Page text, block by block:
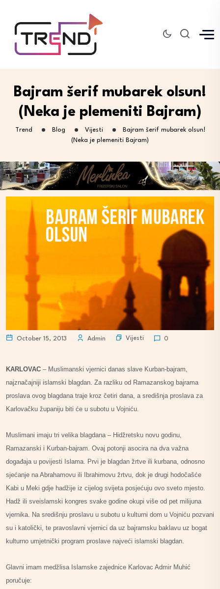
Bajram šerif mubarek olsun!
(Neka je plemeniti Bajram)
Trend Blog Vijesti
Bajram šerif mubarek olsun!
(Neka je plemeniti Bajram)
October 15, 2013 Admin Vijesti 0
KARLOVAC – Muslimanski vjernici danas slave Kurban-bajram,
najznačajniji islamski blagdan. Za razliku od Ramazanskog bajrama
proslava ovog blagdana traje kroz četiri dana, a središnja proslava za
Karlovačku županiju biti će u subotu u Vojniću.
Muslimani imaju tri velika blagdana – Hidžretsku novu godinu,
Ramazanski i Kurban-bajram. Ovaj potonji asocira na dva važna
događaja u povijesti Islama. Prvi je blagdan žrtve ili kurbana, odnosno
sjećanje na Abrahamovu ili Ibrahimovu žrtvu, dok je drugi hodočašće
Kabi u Meki gdje hadžije iz cijelog svijeta posjećuju ovo sveto mjesto.
Hadž ili sveislamski kongres svake godine okupi više od pet milijuna
vjernika. Na središnju proslavu u subotu u kulturni dom u Vojniću pozvani
su i katolički, te pravoslavni vjernici da uz bajramsku baklavu uz bogat
kulturno umjetnički program proslave najveći islamski blagdan.
Glavni imam medžlisa Islamske zajednice Karlovac Admir Muhić
poručuje: